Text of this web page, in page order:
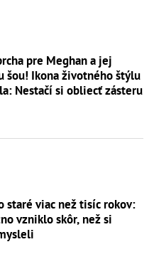
pre Meghan a jej
šou! Ikona životného štýlu
Nestačí si obliecť zásteru
staré viac než tisíc rokov:
vzniklo skôr, než si